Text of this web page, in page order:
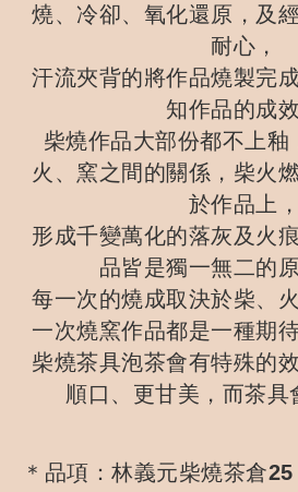
燒、冷卻、氧化還原，及
耐心，
汗流夾背的將作品燒製完
知作品的成效
柴燒作品大部份都不上釉
火、窯之間的關係，柴火
於作品上，
形成千變萬化的落灰及火
品皆是獨一無二的
每一次的燒成取決於柴、
一次燒窯作品都是一種期
柴燒茶具泡茶會有特殊的
順口、更甘美，而茶具
＊品項：林義元柴燒茶倉25